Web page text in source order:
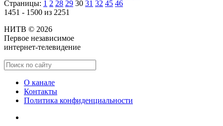
Страницы: 1 2 28 29 30 31 32 45 46
1451 - 1500 из 2251
НИТВ © 2026
Первое независимое
интернет-телевидение
О канале
Контакты
Политика конфиденциальности